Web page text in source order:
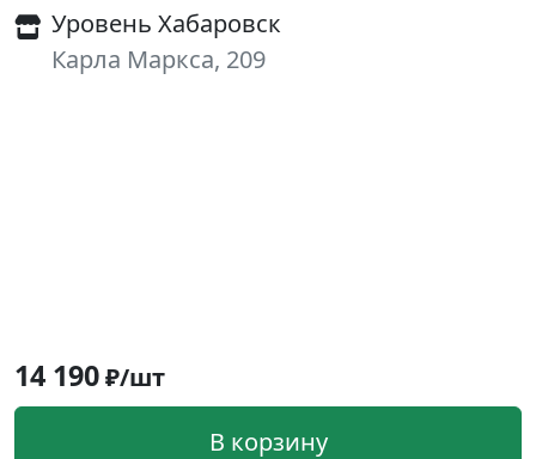
Уровень Хабаровск
Карла Маркса, 209
14 190₽/шт
В корзину